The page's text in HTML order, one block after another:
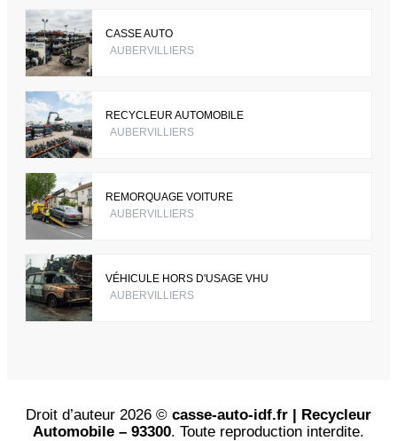
CASSE AUTO
AUBERVILLIERS
RECYCLEUR AUTOMOBILE
AUBERVILLIERS
REMORQUAGE VOITURE
AUBERVILLIERS
VÉHICULE HORS D'USAGE VHU
AUBERVILLIERS
Droit d’auteur 2026 © casse-auto-idf.fr | Recycleur
Automobile – 93300. Toute reproduction interdite.